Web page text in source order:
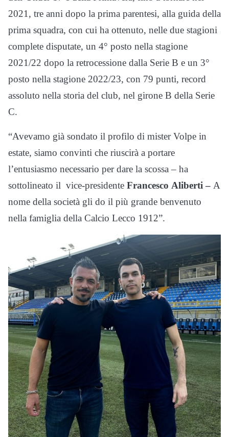
2021, tre anni dopo la prima parentesi, alla guida della
prima squadra, con cui ha ottenuto, nelle due stagioni
complete disputate, un 4° posto nella stagione
2021/22 dopo la retrocessione dalla Serie B e un 3°
posto nella stagione 2022/23, con 79 punti, record
assoluto nella storia del club, nel girone B della Serie
C.
“Avevamo già sondato il profilo di mister Volpe in
estate, siamo convinti che riuscirà a portare
l’entusiasmo necessario per dare la scossa – ha
sottolineato il vice-presidente Francesco Aliberti – A
nome della società gli do il più grande benvenuto
nella famiglia della Calcio Lecco 1912”.